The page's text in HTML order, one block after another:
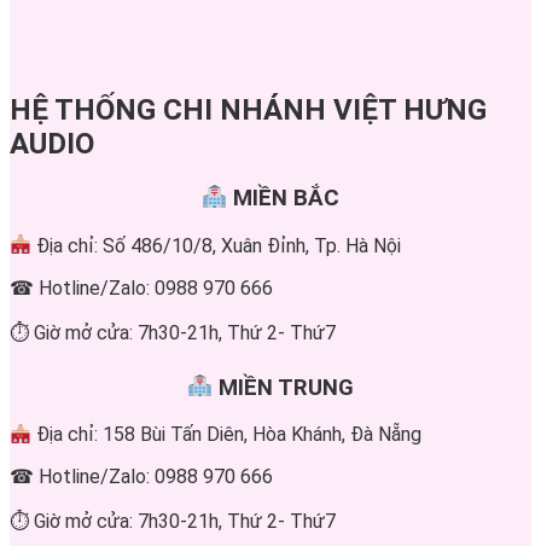
HỆ THỐNG CHI NHÁNH VIỆT HƯNG
AUDIO
MIỀN BẮC
Địa chỉ: Số 486/10/8, Xuân Đỉnh, Tp. Hà Nội
☎ Hotline/Zalo: 0988 970 666
⏱ Giờ mở cửa: 7h30-21h, Thứ 2- Thứ7
MIỀN TRUNG
Địa chỉ: 158 Bùi Tấn Diên, Hòa Khánh, Đà Nẵng
☎ Hotline/Zalo: 0988 970 666
⏱ Giờ mở cửa: 7h30-21h, Thứ 2- Thứ7